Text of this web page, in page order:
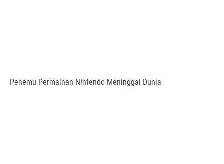
Penemu Permainan Nintendo Meninggal Dunia